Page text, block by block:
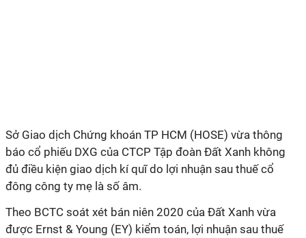
Sở Giao dịch Chứng khoán TP HCM (HOSE) vừa thông
báo cổ phiếu DXG của CTCP Tập đoàn Đất Xanh không
đủ điều kiện giao dịch kí quĩ do lợi nhuận sau thuế cổ
đông công ty mẹ là số âm.
Theo BCTC soát xét bán niên 2020 của Đất Xanh vừa
được Ernst & Young (EY) kiểm toán, lợi nhuận sau thuế